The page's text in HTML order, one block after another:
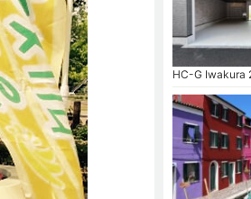
HC-G Iwakura